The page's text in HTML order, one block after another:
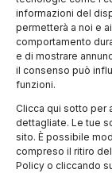
informazioni del
permetterà a noi e
comportamento
e di mostrare
il consenso può
funzioni.
Clicca qui sotto per
dettagliate. Le tue
sito. È possibile
compreso il ritiro
Policy o cliccando
al
L’Academy
cerimonia di
come
un mondo
La